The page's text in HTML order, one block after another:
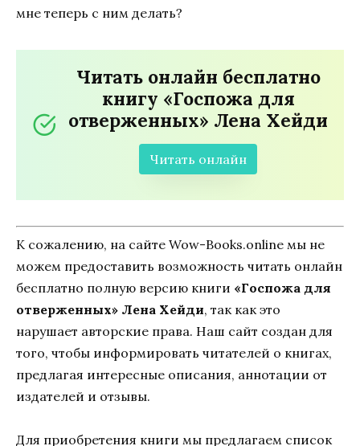
мне теперь с ним делать?
Читать онлайн бесплатно
книгу «Госпожа для
отверженных» Лена Хейди
Читать онлайн
К сожалению, на сайте Wow-Books.online мы не
можем предоставить возможность читать онлайн
бесплатно полную версию книги «Госпожа для
отверженных» Лена Хейди, так как это
нарушает авторские права. Наш сайт создан для
того, чтобы информировать читателей о книгах,
предлагая интересные описания, аннотации от
издателей и отзывы.
Для приобретения книги мы предлагаем список